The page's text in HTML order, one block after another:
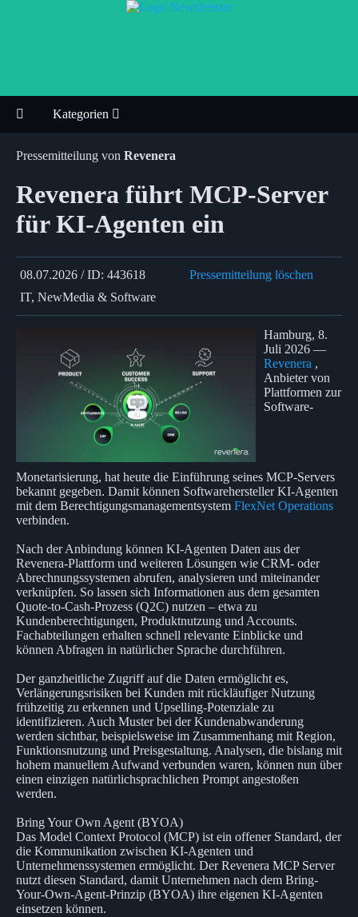
Kategorien
Pressemitteilung von Revenera
Revenera führt MCP-Server
für KI-Agenten ein
08.07.2026 / ID: 443618
Pressemitteilung löschen
IT, NewMedia & Software
Hamburg, 8.
Juli 2026 —
Revenera ,
Anbieter von
Plattformen zur
Software-
Monetarisierung, hat heute die Einführung seines MCP-Servers
bekannt gegeben. Damit können Softwarehersteller KI-Agenten
mit dem Berechtigungsmanagementsystem FlexNet Operations
verbinden.
Nach der Anbindung können KI-Agenten Daten aus der
Revenera-Plattform und weiteren Lösungen wie CRM- oder
Abrechnungssystemen abrufen, analysieren und miteinander
verknüpfen. So lassen sich Informationen aus dem gesamten
Quote-to-Cash-Prozess (Q2C) nutzen – etwa zu
Kundenberechtigungen, Produktnutzung und Accounts.
Fachabteilungen erhalten schnell relevante Einblicke und
können Abfragen in natürlicher Sprache durchführen.
Der ganzheitliche Zugriff auf die Daten ermöglicht es,
Verlängerungsrisiken bei Kunden mit rückläufiger Nutzung
frühzeitig zu erkennen und Upselling-Potenziale zu
identifizieren. Auch Muster bei der Kundenabwanderung
werden sichtbar, beispielsweise im Zusammenhang mit Region,
Funktionsnutzung und Preisgestaltung. Analysen, die bislang mit
hohem manuellem Aufwand verbunden waren, können nun über
einen einzigen natürlichsprachlichen Prompt angestoßen
werden.
Bring Your Own Agent (BYOA)
Das Model Context Protocol (MCP) ist ein offener Standard, der
die Kommunikation zwischen KI-Agenten und
Unternehmenssystemen ermöglicht. Der Revenera MCP Server
nutzt diesen Standard, damit Unternehmen nach dem Bring-
Your-Own-Agent-Prinzip (BYOA) ihre eigenen KI-Agenten
einsetzen können.